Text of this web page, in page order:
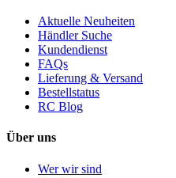
Aktuelle Neuheiten
Händler Suche
Kundendienst
FAQs
Lieferung & Versand
Bestellstatus
RC Blog
Über uns
Wer wir sind